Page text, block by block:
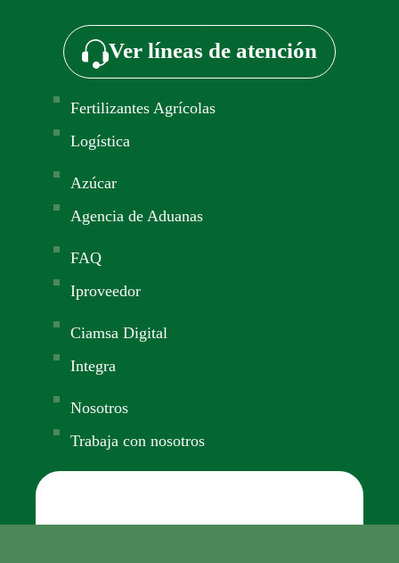
Para notificaciones judiciales
comuníquese al correo:
ciamsa@ciamsa.com
Av. 3A Norte # 56N – 32
Cali – Colombia, Sur América.
Ver líneas de atención
Fertilizantes Agrícolas
Logística
Azúcar
Agencia de Aduanas
FAQ
Iproveedor
Integra